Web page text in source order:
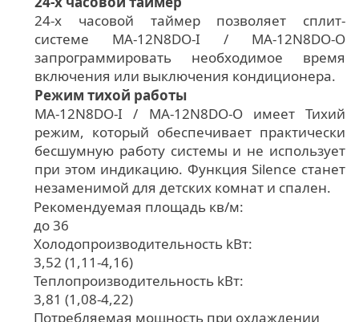
24-х часовой таймер позволяет сплит-
системе MA-12N8DO-I / MA-12N8DO-O
запрограммировать необходимое время
включения или выключения кондиционера.
Режим тихой работы
MA-12N8DO-I / MA-12N8DO-O имеет Тихий
режим, который обеспечивает практически
бесшумную работу системы и не использует
при этом индикацию. Функция Silence станет
незаменимой для детских комнат и спален.
Рекомендуемая площадь кв/м:
до 36
Холодопроизводительность kВт:
3,52 (1,11-4,16)
Теплопроизводительность kВт:
3,81 (1,08-4,22)
Потребляемая мощность при охлаждении